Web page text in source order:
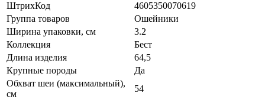
ШтрихКод
4605350070619
Группа товаров
Ошейники
Ширина упаковки, см
3.2
Коллекция
Бест
Длина изделия
64,5
Крупные породы
Да
Обхват шеи (максимальный),
см
54